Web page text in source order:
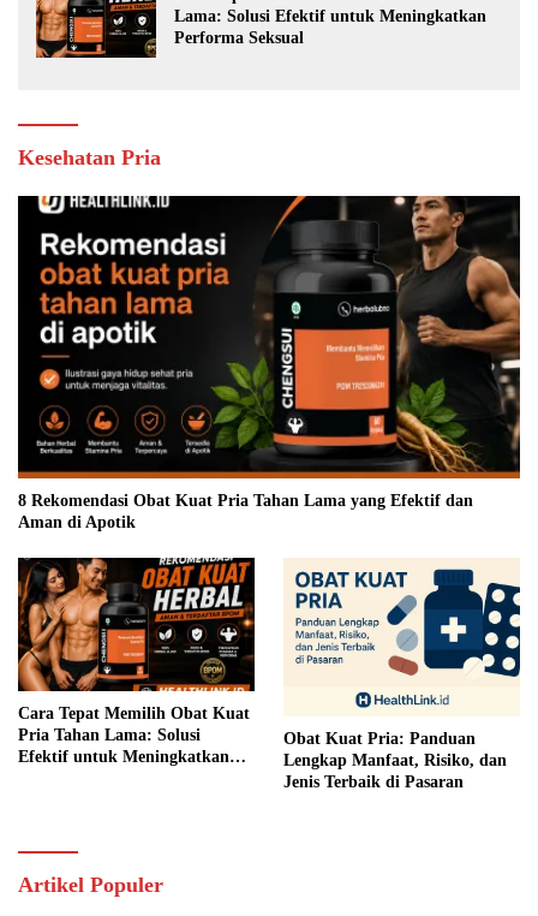
Lama: Solusi Efektif untuk Meningkatkan
Performa Seksual
Kesehatan Pria
8 Rekomendasi Obat Kuat Pria Tahan Lama yang Efektif dan
Aman di Apotik
Cara Tepat Memilih Obat Kuat
Pria Tahan Lama: Solusi
Efektif untuk Meningkatkan
Obat Kuat Pria: Panduan
Lengkap Manfaat, Risiko, dan
Jenis Terbaik di Pasaran
Artikel Populer